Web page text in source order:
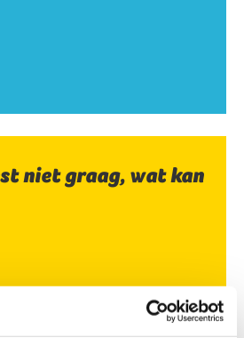
niet graag, wat kan